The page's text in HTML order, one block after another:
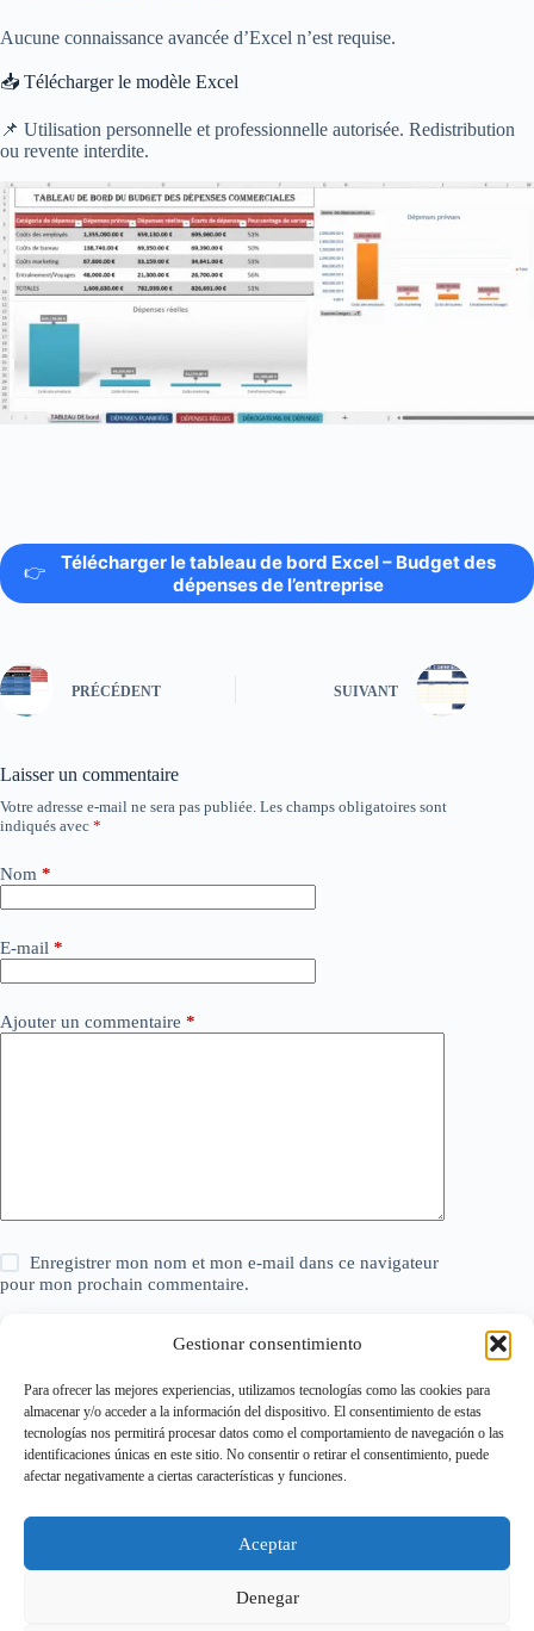
Gestionar consentimiento
Para ofrecer las mejores experiencias, utilizamos tecnologías como las cookies para
almacenar y/o acceder a la información del dispositivo. El consentimiento de estas
tecnologías nos permitirá procesar datos como el comportamiento de navegación o las
identificaciones únicas en este sitio. No consentir o retirar el consentimiento, puede
afectar negativamente a ciertas características y funciones.
Aceptar
Denegar
Aucune connaissance avancée d’Excel n’est requise.
📥 Télécharger le modèle Excel
📌 Utilisation personnelle et professionnelle autorisée. Redistribution
ou revente interdite.
👉
Télécharger le tableau de bord Excel – Budget des
dépenses de l’entreprise
PRÉCÉDENT SUIVANT
Laisser un commentaire
Votre adresse e-mail ne sera pas publiée. Les champs obligatoires sont
indiqués avec *
Nom *
E-mail *
Ajouter un commentaire *
Enregistrer mon nom et mon e-mail dans ce navigateur
pour mon prochain commentaire.
Laisser un commentaire
Politique relative aux cookies
Politique de confidentialité
Conditions Générales d’Utilisation (CGU)
À propos de nous
FAQ – Foire aux questions